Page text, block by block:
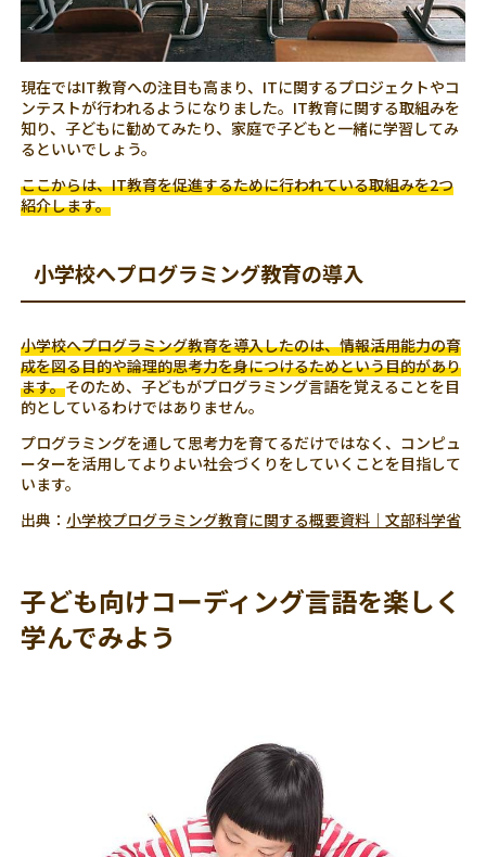
現在ではIT教育への注目も高まり、ITに関するプロジェクトやコ
ンテストが行われるようになりました。IT教育に関する取組みを
知り、子どもに勧めてみたり、家庭で子どもと一緒に学習してみ
るといいでしょう。
ここからは、IT教育を促進するために行われている取組みを2つ
紹介します。
小学校へプログラミング教育の導入
小学校へプログラミング教育を導入したのは、情報活用能力の育
成を図る目的や論理的思考力を身につけるためという目的があり
ます。そのため、子どもがプログラミング言語を覚えることを目
的としているわけではありません。
プログラミングを通して思考力を育てるだけではなく、コンピュ
ーターを活用してよりよい社会づくりをしていくことを目指して
います。
出典：小学校プログラミング教育に関する概要資料｜文部科学省
子ども向けコーディング言語を楽しく
学んでみよう